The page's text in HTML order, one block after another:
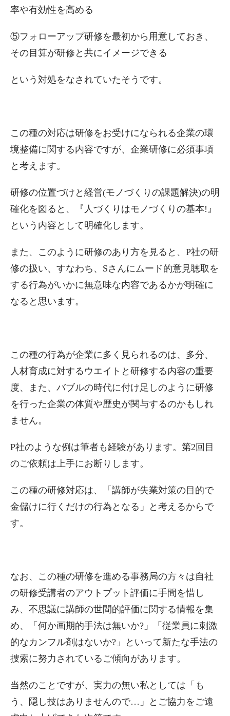
率や有効性を高める
⑤フォローアップ研修を最初から用意しておき、
その目算が研修と共にイメージできる
という対処をなされていたそうです。
この種の対応は研修をお受けになられる企業の環
境整備に関する内容ですが、企業研修に必須事項
と考えます。
研修の位置づけと経営(モノづくりの課題解決)の明
確化を図ると、『人づくりはモノづくりの基本!』
という内容として明確化します。
また、このように研修のあり方を見ると、P社の研
修の扱い、すなわち、Sさんにムード的意見聴取を
する行為がいかに無意味な内容であるかが明確に
なると思います。
この種の行為が企業に多く見られるのは、多分、
人材育成に対するウエイトと研修する内容の重要
度、また、バブルの時代に付け足しのように研修
を行った企業の体質や歴史が関与するのかもしれ
ません。
P社のような例は筆者も経験があります。第2回目
のご依頼は上手にお断りします。
この種の研修対応は、「講師が失業対策の目的で
金儲けに行くだけの行為となる」と考えるからで
す。
なお、この種の研修を進める事務局の方々は自社
の研修受講者のアウトプット評価に手間を惜し
み、不思議に講師の世間的評価に関する情報を集
め、「何か画期的手法は無いか?」「従業員に刺激
的なカンフル剤はないか?」といって新たな手法の
捜索に努力されているご傾向があります。
当然のことですが、実力の無い私としては「も
う、隠し技はありませんので…」とご協力をご遠